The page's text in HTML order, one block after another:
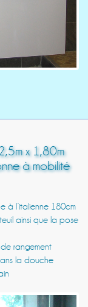
x 1,80m
à mobilité
à l’italienne 180cm
ainsi que la pose
rangement
la douche